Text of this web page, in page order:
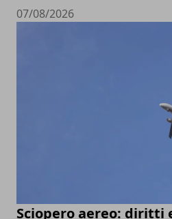
07/08/2026
Sciopero aereo: diritti